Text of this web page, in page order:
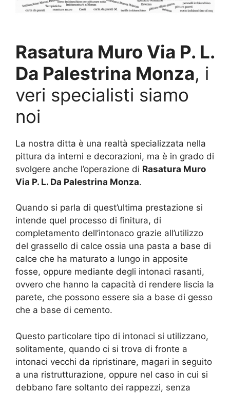
Rasatura Muro Via P. L.
Da Palestrina Monza, i
veri specialisti siamo
noi
La nostra ditta è una realtà specializzata nella
pittura da interni e decorazioni, ma è in grado di
svolgere anche l’operazione di Rasatura Muro
Via P. L. Da Palestrina Monza.
Quando si parla di quest’ultima prestazione si
intende quel processo di finitura, di
completamento dell’intonaco grazie all’utilizzo
del grassello di calce ossia una pasta a base di
calce che ha maturato a lungo in apposite
fosse, oppure mediante degli intonaci rasanti,
ovvero che hanno la capacità di rendere liscia la
parete, che possono essere sia a base di gesso
che a base di cemento.
Questo particolare tipo di intonaci si utilizzano,
solitamente, quando ci si trova di fronte a
intonaci vecchi da ripristinare, magari in seguito
a una ristrutturazione, oppure nel caso in cui si
debbano fare soltanto dei rappezzi, senza